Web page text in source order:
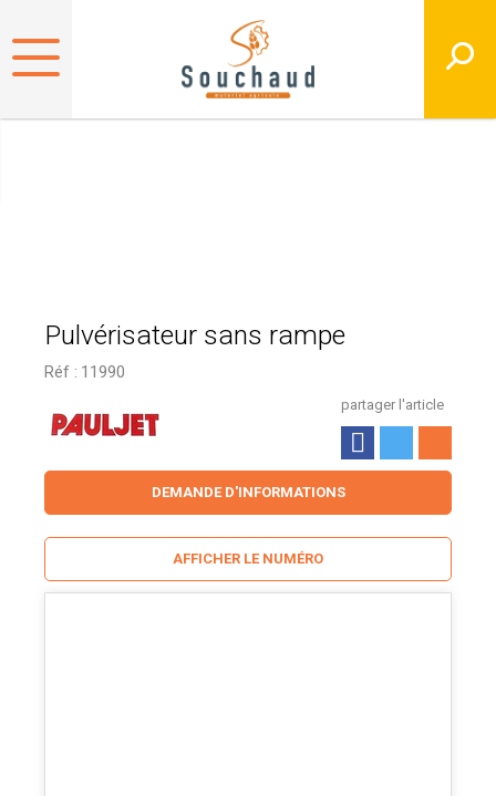
Pulvérisateur sans rampe
Réf : 11990
partager l'article
DEMANDE D'INFORMATIONS
AFFICHER LE NUMÉRO